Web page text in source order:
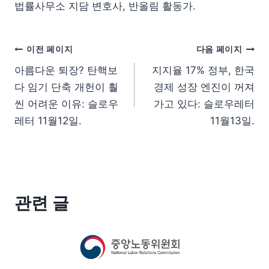
법률사무소 지담 변호사, 반올림 활동가.
이전 페이지
아름다운 퇴장? 탄핵보
다 임기 단축 개헌이 훨
씬 어려운 이유: 슬로우
레터 11월12일.
다음 페이지
지지율 17% 정부, 한국
경제 성장 엔진이 꺼져
가고 있다: 슬로우레터
11월13일.
관련 글